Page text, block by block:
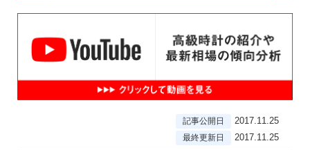
記事公開日 2017.11.25
最終更新日 2017.11.25